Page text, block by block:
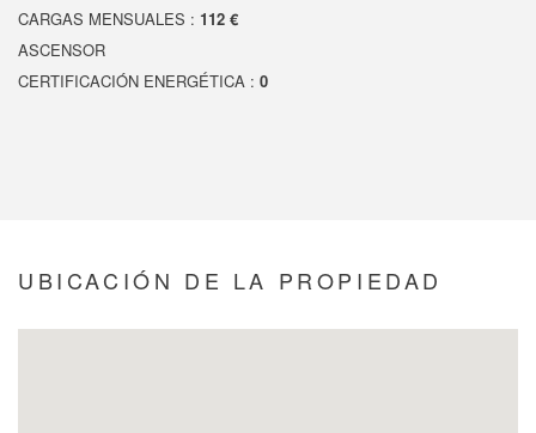
CARGAS MENSUALES : 112 €
ASCENSOR
CERTIFICACIÓN ENERGÉTICA : 0
UBICACIÓN DE LA PROPIEDAD